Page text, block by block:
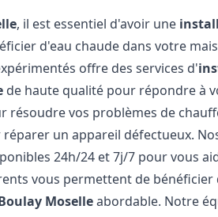
, il est essentiel d'avoir une
d'eau chaude dans votre
offre des services d'
de haute qualité pour répondre à
résoudre vos problèmes de
un appareil défectueux.
24h/24 et 7j/7 pour vous
vous permettent de bénéficier
Moselleabordable. Notre